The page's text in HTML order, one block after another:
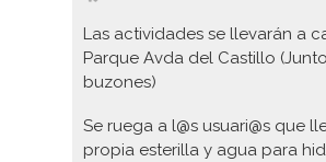
Las actividades se llevarán a
Parque Avda del Castillo
buzones)
Se ruega a l@s usuari@s que
propia esterilla y agua para